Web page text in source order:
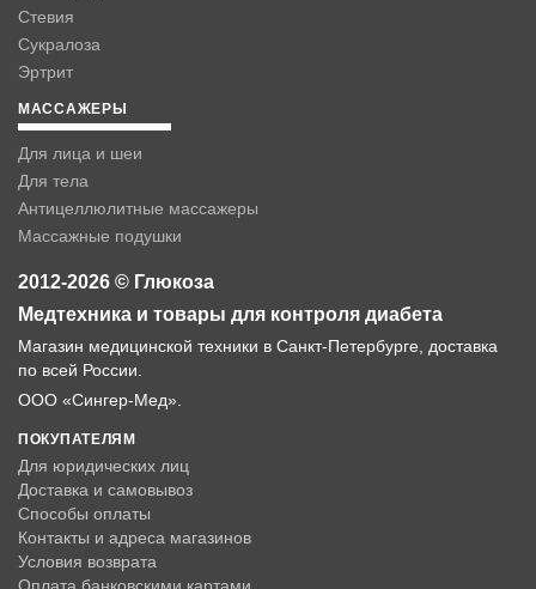
Стевия
Сукралоза
Эртрит
МАССАЖЕРЫ
Для лица и шеи
Для тела
Антицеллюлитные массажеры
Массажные подушки
2012-2026 © Глюкоза
Медтехника и товары для контроля диабета
Магазин медицинской техники в Санкт-Петербурге, доставка
по всей России.
ООО «Сингер-Мед».
ПОКУПАТЕЛЯМ
Для юридических лиц
Доставка и самовывоз
Способы оплаты
Контакты и адреса магазинов
Условия возврата